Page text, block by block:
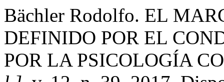
Bächler Rodolfo. EL
DEFINIDO POR EL
POR LA PSICOLOGÍA